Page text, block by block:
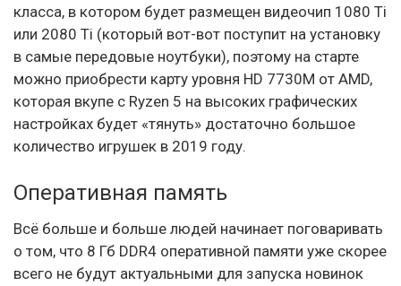
класса, в котором будет размещен видеочип 1080 Ti
или 2080 Ti (который вот-вот поступит на установку
в самые передовые ноутбуки), поэтому на старте
можно приобрести карту уровня HD 7730M от AMD,
которая вкупе с Ryzen 5 на высоких графических
настройках будет «тянуть» достаточно большое
количество игрушек в 2019 году.
Оперативная память
Всё больше и больше людей начинает поговаривать
о том, что 8 Гб DDR4 оперативной памяти уже скорее
всего не будут актуальными для запуска новинок